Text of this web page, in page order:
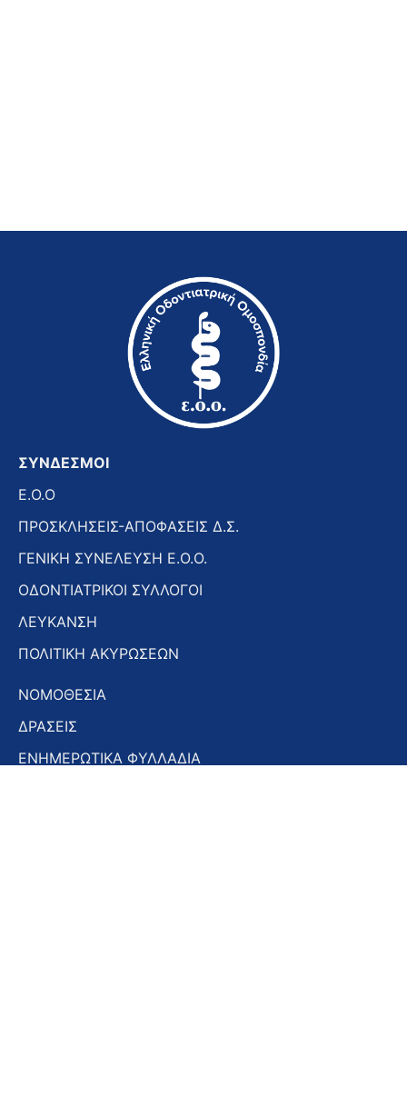
ΣΥΝΔΕΣΜΟΙ
E.O.O
ΠΡΟΣΚΛΗΣΕΙΣ-ΑΠΟΦΑΣΕΙΣ Δ.Σ.
ΓΕΝΙΚΗ ΣΥΝΕΛΕΥΣΗ Ε.Ο.Ο.
ΟΔΟΝΤΙΑΤΡΙΚΟΙ ΣΥΛΛΟΓΟΙ
ΛΕΥΚΑΝΣΗ
ΠΟΛΙΤΙΚΗ ΑΚΥΡΩΣΕΩΝ
ΝΟΜΟΘΕΣΙΑ
ΔΡΑΣΕΙΣ
ΕΝΗΜΕΡΩΤΙΚΑ ΦΥΛΛΑΔΙΑ